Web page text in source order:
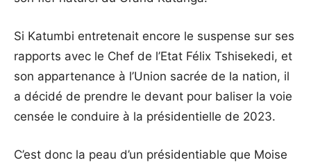
Si Katumbi entretenait encore le suspense sur ses
rapports avec le Chef de l’Etat Félix Tshisekedi, et
son appartenance à l’Union sacrée de la nation, il
a décidé de prendre le devant pour baliser la voie
censée le conduire à la présidentielle de 2023.
C’est donc la peau d’un présidentiable que Moise